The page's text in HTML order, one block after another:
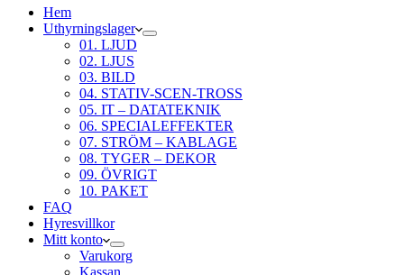
Hem
Uthyrningslager
01. LJUD
02. LJUS
03. BILD
04. STATIV-SCEN-TROSS
05. IT – DATATEKNIK
06. SPECIALEFFEKTER
07. STRÖM – KABLAGE
08. TYGER – DEKOR
09. ÖVRIGT
10. PAKET
FAQ
Hyresvillkor
Mitt konto
Varukorg
Kassan